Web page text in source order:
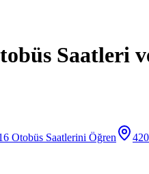
Saatleri
Otobüs Saatlerini Öğren